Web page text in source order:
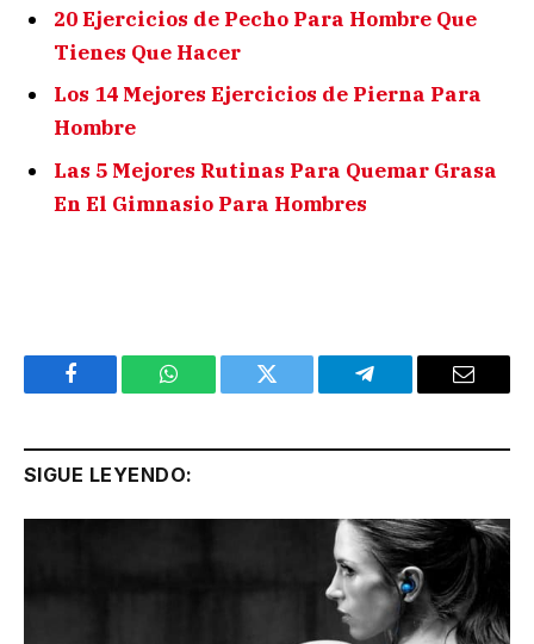
20 Ejercicios de Pecho Para Hombre Que
Tienes Que Hacer
Los 14 Mejores Ejercicios de Pierna Para
Hombre
Las 5 Mejores Rutinas Para Quemar Grasa
En El Gimnasio Para Hombres
Facebook WhatsApp Twitter Telegram Email
SIGUE LEYENDO: